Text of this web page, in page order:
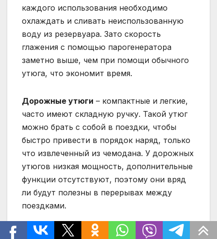
каждого использования необходимо
охлаждать и сливать неиспользованную
воду из резервуара. Зато скорость
глажения с помощью парогенератора
заметно выше, чем при помощи обычного
утюга, что экономит время.
Дорожные утюги – компактные и легкие,
часто имеют складную ручку. Такой утюг
можно брать с собой в поездки, чтобы
быстро привести в порядок наряд, только
что извлеченный из чемодана. У дорожных
утюгов низкая мощность, дополнительные
функции отсутствуют, поэтому они вряд
ли будут полезны в перерывах между
поездками.
Беспроводные утюги заряжаются на базе